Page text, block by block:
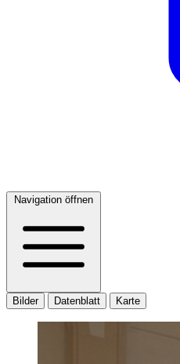
Navigation öffnen
Bilder Datenblatt Karte